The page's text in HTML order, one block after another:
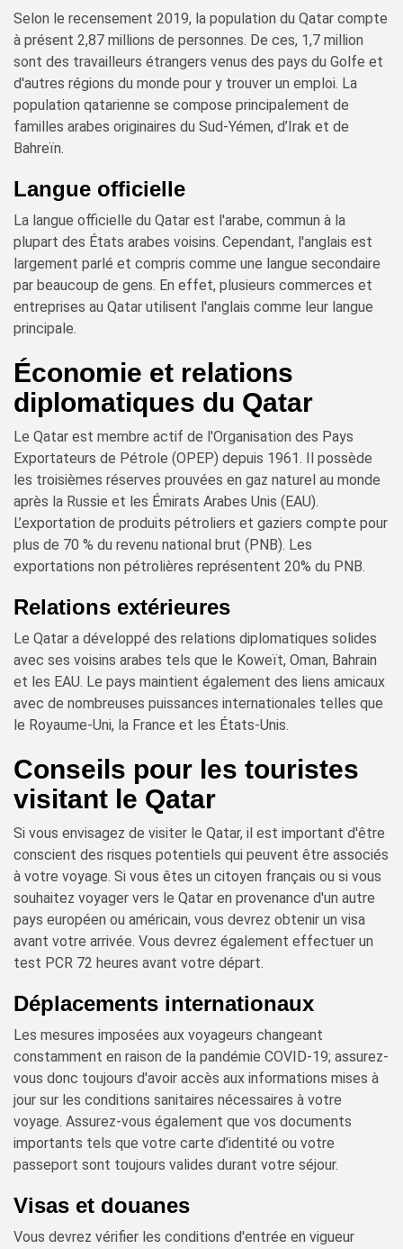
Selon le recensement 2019, la population du Qatar compte
à présent 2,87 millions de personnes. De ces, 1,7 million
sont des travailleurs étrangers venus des pays du Golfe et
d'autres régions du monde pour y trouver un emploi. La
population qatarienne se compose principalement de
familles arabes originaires du Sud-Yémen, d’Irak et de
Bahreïn.
Langue officielle
La langue officielle du Qatar est l'arabe, commun à la
plupart des États arabes voisins. Cependant, l'anglais est
largement parlé et compris comme une langue secondaire
par beaucoup de gens. En effet, plusieurs commerces et
entreprises au Qatar utilisent l'anglais comme leur langue
principale.
Économie et relations
diplomatiques du Qatar
Le Qatar est membre actif de l'Organisation des Pays
Exportateurs de Pétrole (OPEP) depuis 1961. Il possède
les troisièmes réserves prouvées en gaz naturel au monde
après la Russie et les Émirats Arabes Unis (EAU).
L’exportation de produits pétroliers et gaziers compte pour
plus de 70 % du revenu national brut (PNB). Les
exportations non pétrolières représentent 20% du PNB.
Relations extérieures
Le Qatar a développé des relations diplomatiques solides
avec ses voisins arabes tels que le Koweït, Oman, Bahrain
et les EAU. Le pays maintient également des liens amicaux
avec de nombreuses puissances internationales telles que
le Royaume-Uni, la France et les États-Unis.
Conseils pour les touristes
visitant le Qatar
Si vous envisagez de visiter le Qatar, il est important d'être
conscient des risques potentiels qui peuvent être associés
à votre voyage. Si vous êtes un citoyen français ou si vous
souhaitez voyager vers le Qatar en provenance d'un autre
pays européen ou américain, vous devrez obtenir un visa
avant votre arrivée. Vous devrez également effectuer un
test PCR 72 heures avant votre départ.
Déplacements internationaux
Les mesures imposées aux voyageurs changeant
constamment en raison de la pandémie COVID-19; assurez-
vous donc toujours d'avoir accès aux informations mises à
jour sur les conditions sanitaires nécessaires à votre
voyage. Assurez-vous également que vos documents
importants tels que votre carte d’identité ou votre
passeport sont toujours valides durant votre séjour.
Visas et douanes
Vous devrez vérifier les conditions d'entrée en vigueur